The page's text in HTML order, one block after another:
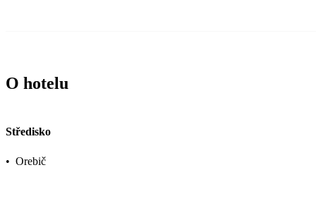
O hotelu
Středisko
• Orebič